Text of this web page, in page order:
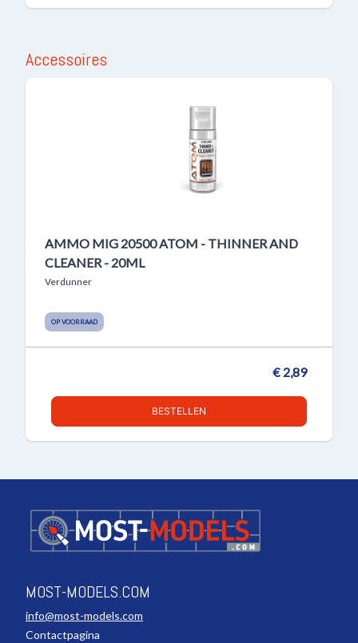
Accessoires
AMMO MIG 20500 ATOM - THINNER AND
CLEANER - 20ML
Verdunner
OP VOORRAAD
€ 2,89
BESTELLEN
MOST-MODELS.COM
info@most-models.com
Contactpagina